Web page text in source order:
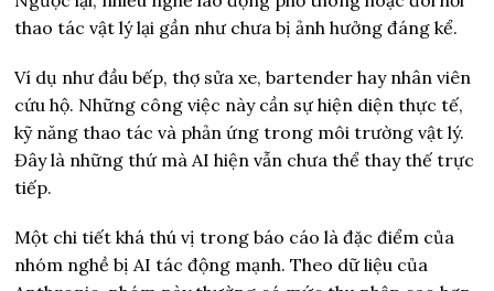
thao tác vật lý lại gần như chưa bị ảnh hưởng đáng kể.
Ví dụ như đầu bếp, thợ sửa xe, bartender hay nhân viên
cứu hộ. Những công việc này cần sự hiện diện thực tế,
kỹ năng thao tác và phản ứng trong môi trường vật lý.
Đây là những thứ mà AI hiện vẫn chưa thể thay thế trực
tiếp.
Một chi tiết khá thú vị trong báo cáo là đặc điểm của
nhóm nghề bị AI tác động mạnh. Theo dữ liệu của